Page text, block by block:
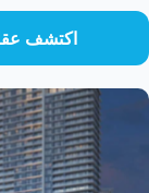
اكتشف